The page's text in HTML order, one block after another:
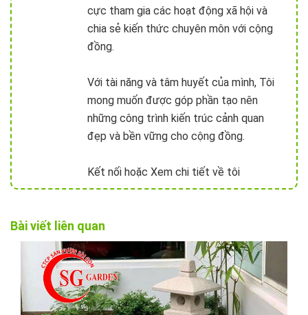
cực tham gia các hoạt động xã hội và
chia sẻ kiến thức chuyên môn với cộng
đồng.
Với tài năng và tâm huyết của mình, Tôi
mong muốn được góp phần tạo nên
những công trình kiến trúc cảnh quan
đẹp và bền vững cho cộng đồng.
Kết nối hoặc Xem chi tiết về tôi
Bài viết liên quan